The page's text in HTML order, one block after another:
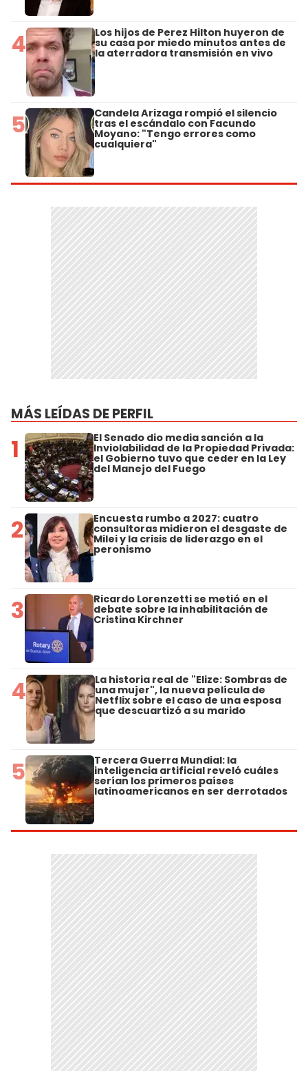
4 Los hijos de Perez Hilton huyeron de
su casa por miedo minutos antes de
la aterradora transmisión en vivo
5 Candela Arizaga rompió el silencio
tras el escándalo con Facundo
Moyano: "Tengo errores como
cualquiera"
MÁS LEÍDAS DE PERFIL
1 El Senado dio media sanción a la
Inviolabilidad de la Propiedad Privada:
el Gobierno tuvo que ceder en la Ley
del Manejo del Fuego
2 Encuesta rumbo a 2027: cuatro
consultoras midieron el desgaste de
Milei y la crisis de liderazgo en el
peronismo
3 Ricardo Lorenzetti se metió en el
debate sobre la inhabilitación de
Cristina Kirchner
4 La historia real de "Elize: Sombras de
una mujer", la nueva película de
Netflix sobre el caso de una esposa
que descuartizó a su marido
5 Tercera Guerra Mundial: la
inteligencia artificial reveló cuáles
serían los primeros países
latinoamericanos en ser derrotados